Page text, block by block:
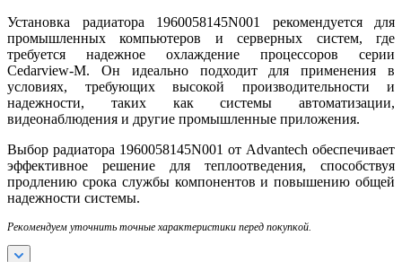
Установка радиатора 1960058145N001 рекомендуется для
промышленных компьютеров и серверных систем, где
требуется надежное охлаждение процессоров серии
Cedarview-M. Он идеально подходит для применения в
условиях, требующих высокой производительности и
надежности, таких как системы автоматизации,
видеонаблюдения и другие промышленные приложения.
Выбор радиатора 1960058145N001 от Advantech обеспечивает
эффективное решение для теплоотведения, способствуя
продлению срока службы компонентов и повышению общей
надежности системы.
Рекомендуем уточнить точные характеристики перед покупкой.